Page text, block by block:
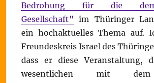
Bedrohung für die
Gesellschaft” im Thüringer
ein hochaktuelles Thema auf.
Freundeskreis Israel des
dass er diese Veranstaltung,
wesentlichen mit